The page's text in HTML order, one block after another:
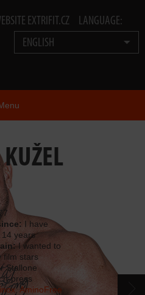
EXTRIFIT.CZ
LANGUAGE:
ENGLISH
I have
14 years
I wanted to
film stars
Stallone
press
,AminoFree